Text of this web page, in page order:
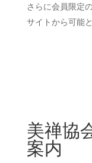
さらに会員限定
サイトから可能
美禅協
案内